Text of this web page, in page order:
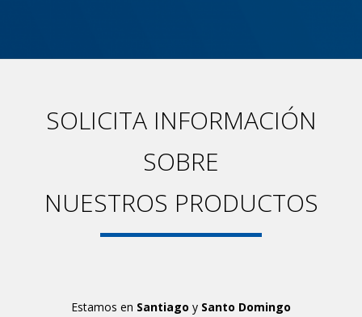
SOLICITA INFORMACIÓN
SOBRE
NUESTROS PRODUCTOS
Estamos en Santiago y Santo Domingo